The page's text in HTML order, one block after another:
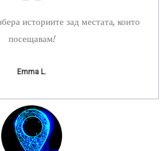
историите зад местата, които
посещавам!
Emma L.